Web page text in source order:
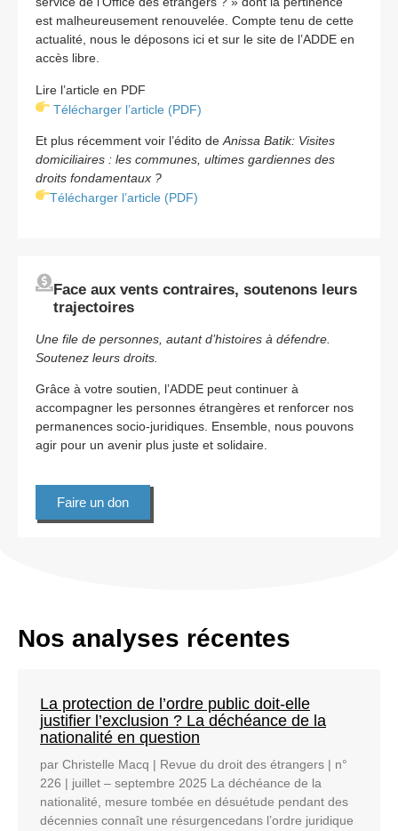
est malheureusement renouvelée. Compte tenu de cette
actualité, nous le déposons ici et sur le site de l’ADDE en
accès libre.
Lire l’article en PDF
Télécharger l’article (PDF)
Et plus récemment voir l’édito de Anissa Batik: Visites
domiciliaires : les communes, ultimes gardiennes des
droits fondamentaux ?
Télécharger l’article (PDF)
Face aux vents contraires, soutenons leurs
trajectoires
Une file de personnes, autant d’histoires à défendre.
Soutenez leurs droits.
Grâce à votre soutien, l’ADDE peut continuer à
accompagner les personnes étrangères et renforcer nos
permanences socio-juridiques. Ensemble, nous pouvons
agir pour un avenir plus juste et solidaire.
Faire un don
Nos analyses récentes
La protection de l’ordre public doit-elle
justifier l’exclusion ? La déchéance de la
nationalité en question
par Christelle Macq | Revue du droit des étrangers | n°
226 | juillet – septembre 2025 La déchéance de la
nationalité, mesure tombée en désuétude pendant des
décennies connaît une résurgencedans l’ordre juridique